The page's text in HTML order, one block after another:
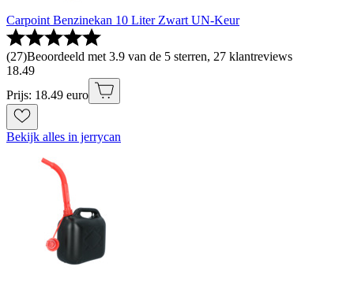
Carpoint Benzinekan 10 Liter Zwart UN-Keur
(27)Beoordeeld met 3.9 van de 5 sterren, 27 klantreviews
18.49
Prijs: 18.49 euro
Bekijk alles in jerrycan